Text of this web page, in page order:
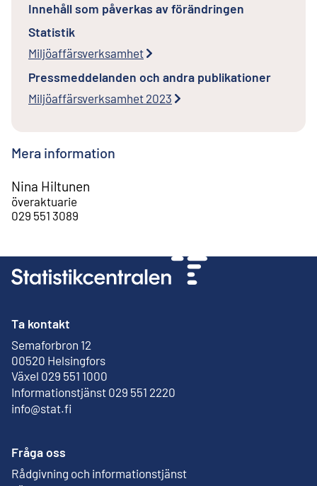
Innehåll som påverkas av förändringen
Statistik
Miljöaffärsverksamhet
Pressmeddelanden och andra publikationer
Miljöaffärsverksamhet 2023
Mera information
Nina Hiltunen
överaktuarie
029 551 3089
Ta kontakt
Semaforbron 12
00520 Helsingfors
Extern länk
Växel 029 551 1000
Informationstjänst 029 551 2220
info@stat.fi
Fråga oss
Rådgivning och informationstjänst